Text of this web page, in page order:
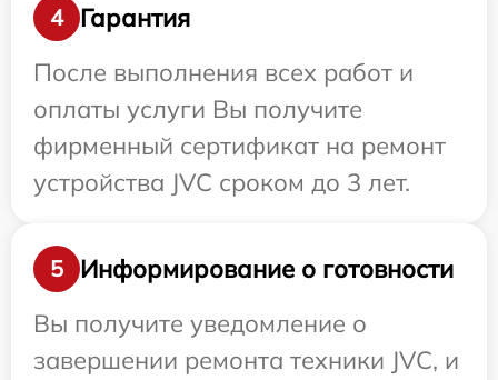
4
Гарантия
После выполнения всех работ и
оплаты услуги Вы получите
фирменный сертификат на ремонт
устройства JVC сроком до 3 лет.
5
Информирование о готовности
Вы получите уведомление о
завершении ремонта техники JVC, и